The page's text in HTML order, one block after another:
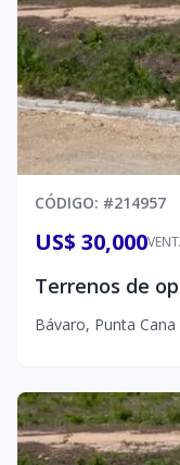
CÓDIGO: #214957
US$ 30,000
Bávaro, Punta Cana